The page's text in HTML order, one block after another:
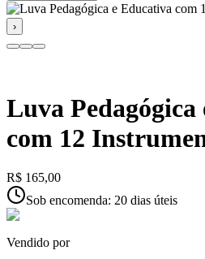
›
Luva
com 12
R$ 165,00
Sob encomenda: 20 dias úteis
Vendido por